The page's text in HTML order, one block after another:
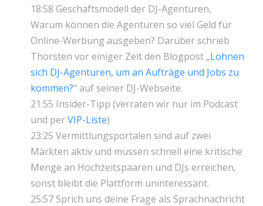
18:58 Geschäftsmodell der DJ-Agenturen,
Warum können die Agenturen so viel Geld für
Online-Werbung ausgeben? Darüber schrieb
Thorsten vor einiger Zeit den Blogpost „Lohnen
sich DJ-Agenturen, um an Aufträge und Jobs zu
kommen?“ auf seiner DJ-Webseite.
21:55 Insider-Tipp (verraten wir nur im Podcast
und perVIP-Liste)
23:25 Vermittlungsportalen sind auf zwei
Märkten aktiv und müssen schnell eine kritische
Menge an Hochzeitspaaren und DJs erreichen,
sonst bleibt die Plattform uninteressant.
25:57 Sprich uns deine Frage als Sprachnachricht